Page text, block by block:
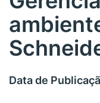
Data de